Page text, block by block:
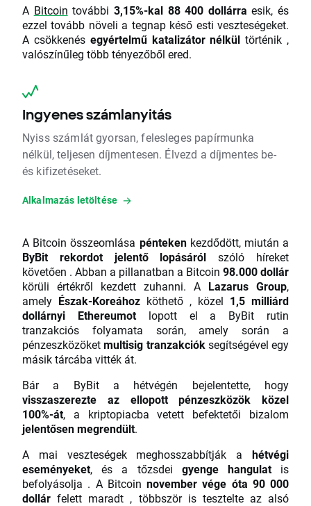
A Bitcoin további 3,15%-kal 88 400 dollárra esik, és
ezzel tovább növeli a tegnap késő esti veszteségeket.
A csökkenés egyértelmű katalizátor nélkül történik ,
valószínűleg több tényezőből ered.
Ingyenes számlanyitás
Nyiss számlát gyorsan, felesleges papírmunka
nélkül, teljesen díjmentesen. Élvezd a díjmentes be-
és kifizetéseket.
Alkalmazás letöltése
A Bitcoin összeomlása péntekenkezdődött, miután a
ByBit rekordot jelentő lopásáról szóló híreket
követően . Abban a pillanatban a Bitcoin 98.000 dollár
körüli értékről kezdett zuhanni. A Lazarus Group,
amely Észak-Koreához köthető , közel 1,5 milliárd
dollárnyi Ethereumotlopott el a ByBit rutin
tranzakciós folyamata során, amely során a
pénzeszközöketmultisig tranzakcióksegítségével egy
másik tárcába vitték át.
Bár a ByBit a hétvégén bejelentette, hogy
visszaszerezte az ellopott pénzeszközök közel
100%-át, a kriptopiacba vetett befektetői bizalom
jelentősen megrendült.
A mai veszteségek meghosszabbítják a hétvégi
eseményeket, és a tőzsdei gyenge hangulatis
befolyásolja . A Bitcoin november vége óta 90 000
dollár felett maradt , többször is tesztelte az alsó